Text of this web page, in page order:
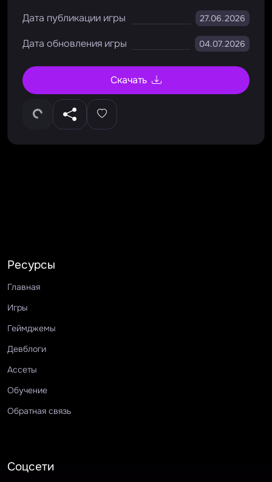
Дата публикации игры 27.06.2026
Дата обновления игры 04.07.2026
Скачать
Ресурсы
Главная
Игры
Геймджемы
Девблоги
Ассеты
Обучение
Обратная связь
Соцсети